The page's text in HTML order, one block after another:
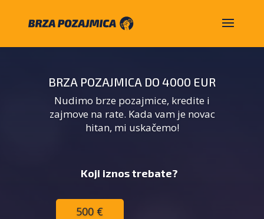
BRZA POZAJMICA DO 4000 EUR
Nudimo brze pozajmice, kredite i
zajmove na rate. Kada vam je novac
hitan, mi uskačemo!
Koji iznos trebate?
500 €